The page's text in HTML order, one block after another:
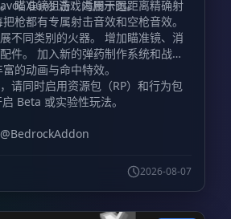
瞄准镜狙击：适用于远距离精确射
枪都有专属射击音效和空枪音效。
Guns 游戏内展示图。
不同类别的火器。 增加瞄准镜、消
件。 加入新的弹药制作系统和战利
的动画与命中特效。
请同时启用资源包（RP）和行为包
启 Beta 或实验性玩法。
2026-08-07